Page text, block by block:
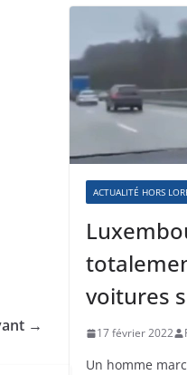
→
ACTUALITÉ HORS
voitures
17 février 2022
Un homme